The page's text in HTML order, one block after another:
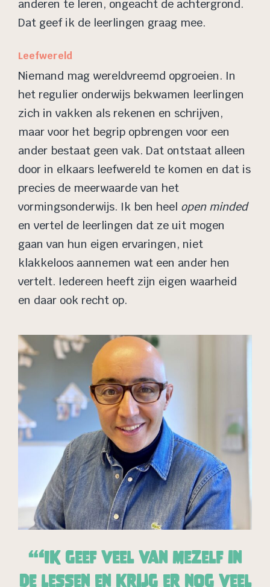
anderen te leren, ongeacht de achtergrond.
Dat geef ik de leerlingen graag mee.
Leefwereld
Niemand mag wereldvreemd opgroeien. In
het regulier onderwijs bekwamen leerlingen
zich in vakken als rekenen en schrijven,
maar voor het begrip opbrengen voor een
ander bestaat geen vak. Dat ontstaat alleen
door in elkaars leefwereld te komen en dat is
precies de meerwaarde van het
vormingsonderwijs. Ik ben heel open minded
en vertel de leerlingen dat ze uit mogen
gaan van hun eigen ervaringen, niet
klakkeloos aannemen wat een ander hen
vertelt. Iedereen heeft zijn eigen waarheid
en daar ook recht op.
‘Ik geef veel van mezelf in
de lessen en krijg er nog veel